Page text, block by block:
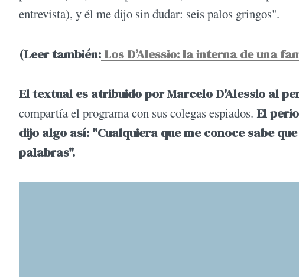
entrevista), y él me dijo sin dudar: seis palos gringos".
(Leer también: Los D’Alessio: la interna de una
El textual es atribuido por Marcelo D'Alessio al
compartía el programa con sus colegas espiados. El
dijo algo así: "Cualquiera que me conoce sabe
palabras".